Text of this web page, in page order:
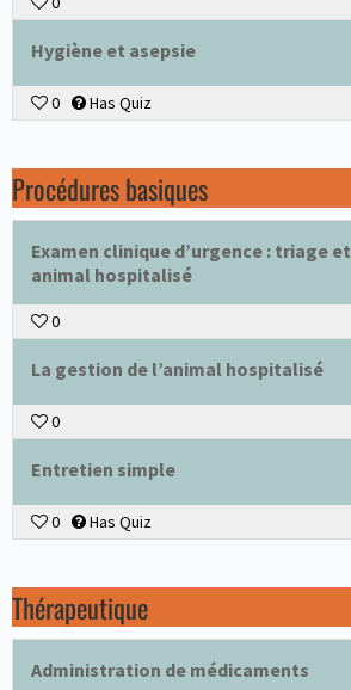
Hygiène et asepsie
0 Has Quiz
Procédures basiques
Examen clinique d’urgence : triage et
animal hospitalisé
0
La gestion de l’animal hospitalisé
0
Entretien simple
0 Has Quiz
Thérapeutique
Administration de médicaments